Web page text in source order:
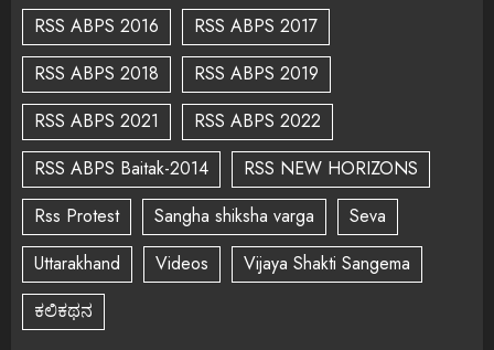
RSS ABPS 2016
RSS ABPS 2017
RSS ABPS 2018
RSS ABPS 2019
RSS ABPS 2021
RSS ABPS 2022
RSS ABPS Baitak-2014
RSS NEW HORIZONS
Rss Protest
Sangha shiksha varga
Seva
Uttarakhand
Videos
Vijaya Shakti Sangema
ಕಲಿಕಥನ